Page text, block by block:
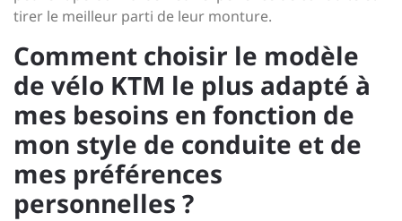
tirer le meilleur parti de leur monture.
Comment choisir le modèle
de vélo KTM le plus adapté à
mes besoins en fonction de
mon style de conduite et de
mes préférences
personnelles ?